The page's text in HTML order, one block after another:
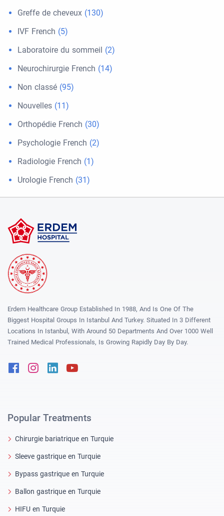
Greffe de cheveux (130)
IVF French (5)
Laboratoire du sommeil (2)
Neurochirurgie French (14)
Non classé (95)
Nouvelles (11)
Orthopédie French (30)
Psychologie French (2)
Radiologie French (1)
Urologie French (31)
Erdem Healthcare Group Established In 1988, And Is One Of The
Biggest Hospital Groups In Istanbul And Turkey. Situated In 3 Different
Locations In Istanbul, With Around 50 Departments And Over 1000 Well
Trained Medical Professionals, Is Growing Rapidly Day By Day.
FacebookInstagram
Linkedin
Popular Treatments
Chirurgie bariatrique en Turquie
Sleeve gastrique en Turquie
Bypass gastrique en Turquie
Ballon gastrique en Turquie
HIFU en Turquie